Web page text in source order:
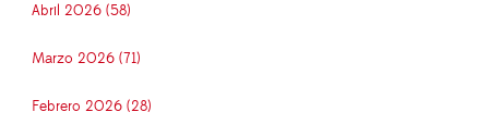
Abril 2026 (58)
Marzo 2026 (71)
Febrero 2026 (28)